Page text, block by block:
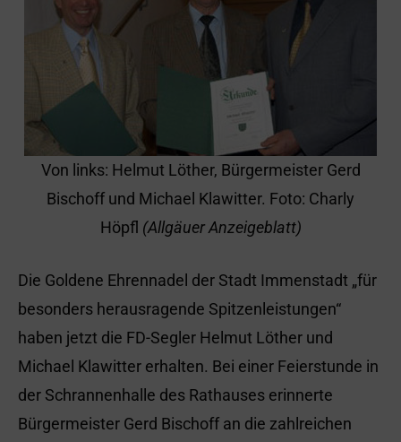
Von links: Helmut Löther, Bürgermeister Gerd
Bischoff und Michael Klawitter. Foto: Charly
Höpfl (Allgäuer Anzeigeblatt)
Die Goldene Ehrennadel der Stadt Immenstadt „für
besonders herausragende Spitzenleistungen“
haben jetzt die FD-Segler Helmut Löther und
Michael Klawitter erhalten. Bei einer Feierstunde in
der Schrannenhalle des Rathauses erinnerte
Bürgermeister Gerd Bischoff an die zahlreichen